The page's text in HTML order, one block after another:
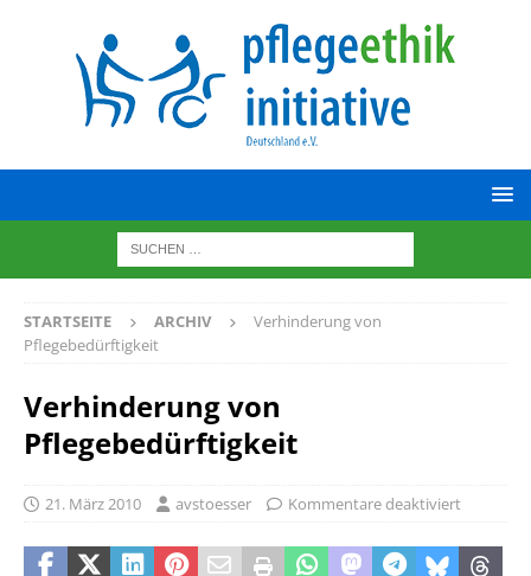
STARTSEITE ARCHIV
Verhinderung von
Pflegebedürftigkeit
Verhinderung von
Pflegebedürftigkeit
21. März 2010 avstoesser Kommentare deaktiviert